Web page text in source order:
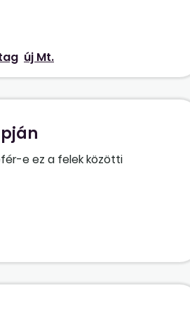
változás érintse a kollektív
új Mt.
e ez a felek közötti